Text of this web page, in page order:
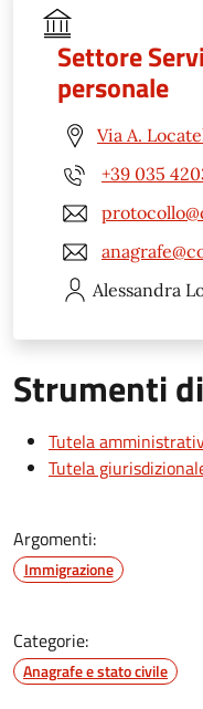
Settore
personale
Via A.
+39 035
Alessandra
Strumenti
Tutela
Tutela
Argomenti:
Immigrazione
Categorie:
Anagrafe e stato civile